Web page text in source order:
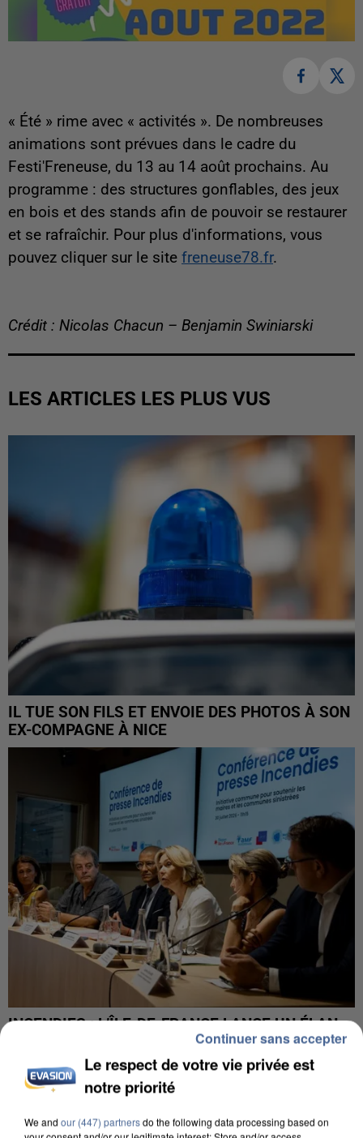
« Été » rime avec « activités ». De nombreuses
animations sont prévues dans le cadre du
Festi'Freneuse, du 13 au 14 août prochains. Au
programme : des structures gonflables, des jeux
en bois et des stands afin de pouvoir se restaurer
et se rafraîchir. Pour plus d'informations, vous
pouvez cliquer sur le site freneuse78.fr.
Crédit : Nicolas Chacun – Benjamin Swiniarski
LES ARTICLES LES PLUS VUS
IL TUE SON FILS ET ENVOIE DES PHOTOS À SON
EX-COMPAGNE À NICE
INCENDIES : L’ÎLE-DE-FRANCE LANCE UN ÉLAN
DE SOLIDARITÉ AVEC LES...
Le respect de votre vie privée est
notre priorité
We and our (447) partnersdo the following data processing based on
Continuer sans accepter